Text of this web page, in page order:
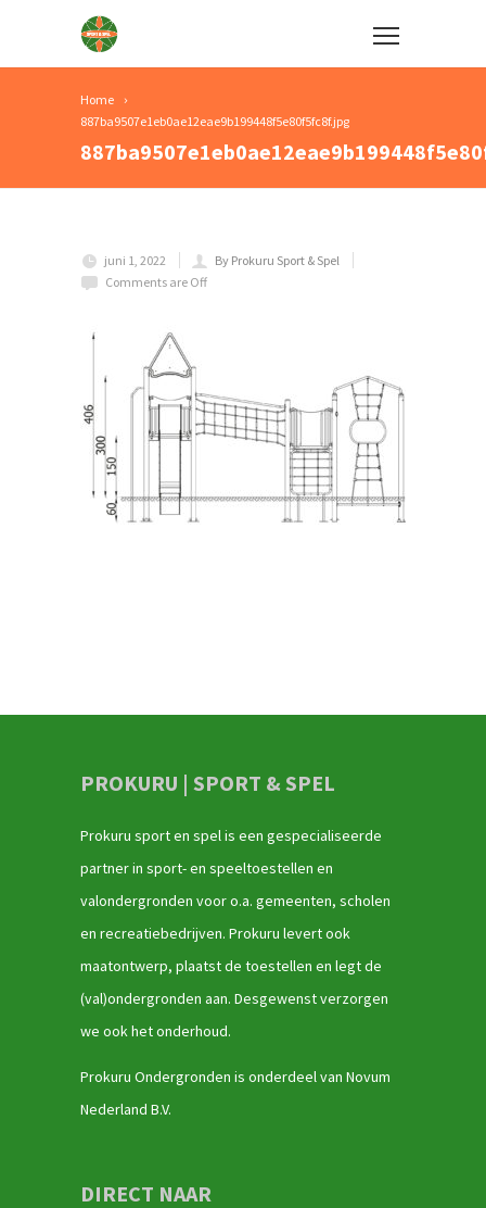
Home
887ba9507e1eb0ae12eae9b199448f5e80f5fc8f.jpg
juni 1, 2022
By Prokuru Sport & Spel
Comments are Off
PROKURU | SPORT & SPEL
Prokuru sport en spel is een gespecialiseerde
partner in sport- en speeltoestellen en
valondergronden voor o.a. gemeenten, scholen
en recreatiebedrijven. Prokuru levert ook
maatontwerp, plaatst de toestellen en legt de
(val)ondergronden aan. Desgewenst verzorgen
we ook het onderhoud.
Prokuru Ondergronden is onderdeel van Novum
Nederland B.V.
DIRECT NAAR